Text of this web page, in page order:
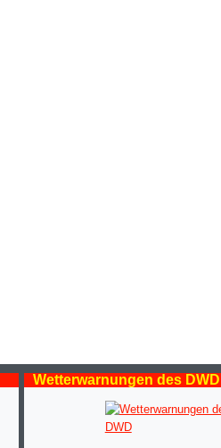
Wetterwarnungen des DWD